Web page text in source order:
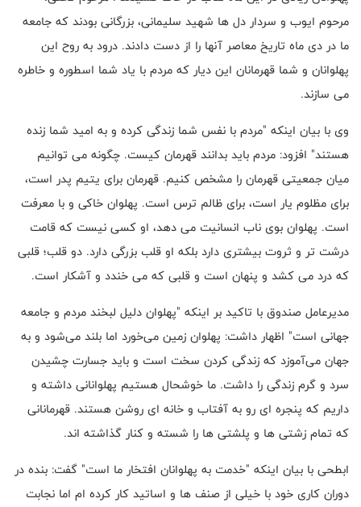
مرحوم ایوب و سردار دل ها شهید سلیمانی، بزرگانی بودند که جامعه
ما در دی ماه تاریخ معاصر آنها را از دست دادند. درود به روح این
پهلوانان و شما قهرمانان این دیار که مردم با یاد شما اسطوره و خاطره
می سازند.
وی با بیان اینکه "مردم با نفس شما زندگی کرده و به امید شما زنده
هستند" افزود: مردم باید بدانند قهرمان کیست. چگونه می توانیم
میان جمعیتی قهرمان را مشخص کنیم. قهرمان برای یتیم پدر است،
برای مظلوم یار است، برای ظالم ترس است. پهلوان خاکی و با معرفت
است. پهلوان بوی ناب انسانیت می دهد، او کسی نیست که قامت
درشت تر و ثروت بیشتری دارد بلکه او قلب بزرگی دارد. دو قلب؛ قلبی
که درد می کشد و پنهان است و قلبی که می خندد و آشکار است.
مدیرعامل صندوق با تاکید بر اینکه "پهلوان دلیل لبخند مردم و جامعه
جهانی است" اظهار داشت: پهلوان زمین می‌خورد اما بلند می‌شود و به
جهان می‌آموزد که زندگی کردن سخت است و باید جسارت چشیدن
سرد و گرم زندگی را داشت. ما خوشحال هستیم پهلوانانی داشته و
داریم که پنجره ای رو به آفتاب و خانه ای روشن هستند. قهرمانانی
که تمام زشتی ها و پلشتی ها را شسته و کنار گذاشته اند.
ابطحی با بیان اینکه "خدمت به پهلوانان افتخار ما است" گفت: بنده در
دوران کاری خود با خیلی از صنف ها و اساتید کار کرده ام اما نجابت